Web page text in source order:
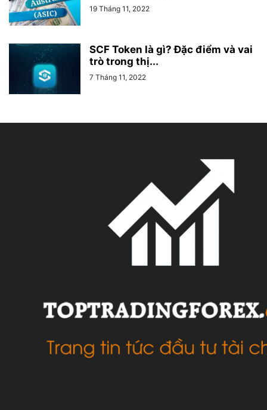
19 Tháng 11, 2022
SCF Token là gì? Đặc điểm và vai
trò trong thị...
7 Tháng 11, 2022